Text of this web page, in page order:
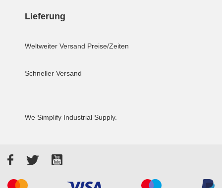
Lieferung
Weltweiter Versand Preise/Zeiten
Schneller Versand
We Simplify Industrial Supply.
FacebookTwitterYouTube